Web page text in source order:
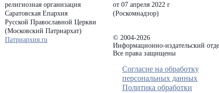
религиозная организация
Саратовская Епархия
Русской Православной Церкви
(Московский Патриархат)
Патриархия.ru
от 07 апреля 2022 г
(Роскомнадзор)
© 2004-2026
Информационно-издательский
Все права защищены
Согласие на обработку
персональных данных
Политика обработки